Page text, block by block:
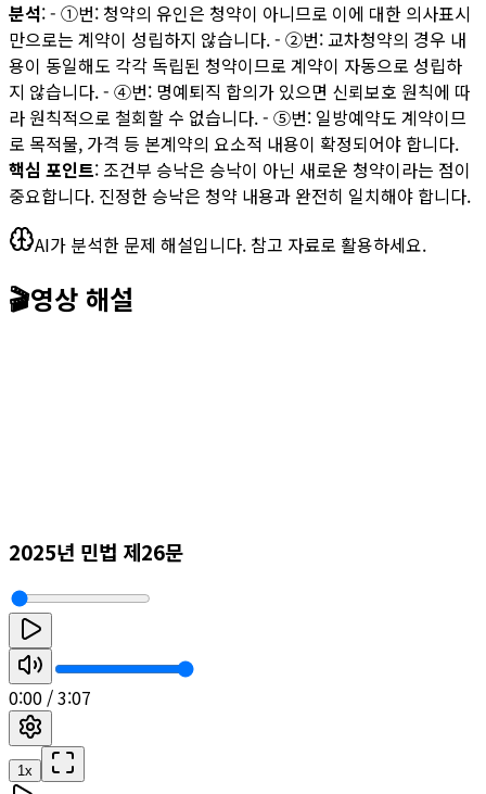
분석: - ①번: 청약의 유인은 청약이 아니므로 이에 대한 의사표시
만으로는 계약이 성립하지 않습니다. - ②번: 교차청약의 경우 내
용이 동일해도 각각 독립된 청약이므로 계약이 자동으로 성립하
지 않습니다. - ④번: 명예퇴직 합의가 있으면 신뢰보호 원칙에 따
라 원칙적으로 철회할 수 없습니다. - ⑤번: 일방예약도 계약이므
로 목적물, 가격 등 본계약의 요소적 내용이 확정되어야 합니다.
핵심 포인트: 조건부 승낙은 승낙이 아닌 새로운 청약이라는 점이
중요합니다. 진정한 승낙은 청약 내용과 완전히 일치해야 합니다.
AI가 분석한 문제 해설입니다. 참고 자료로 활용하세요.
🎬영상 해설
2025년 민법 제26문
0:00 /3:07
1x